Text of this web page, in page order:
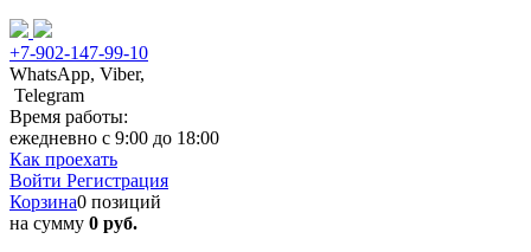
+7-902-147-99-10
WhatsApp, Viber,
Telegram
Время работы:
ежедневно с 9:00 до 18:00
Как проехать
Войти Регистрация
Корзина0 позиций
на сумму 0 руб.